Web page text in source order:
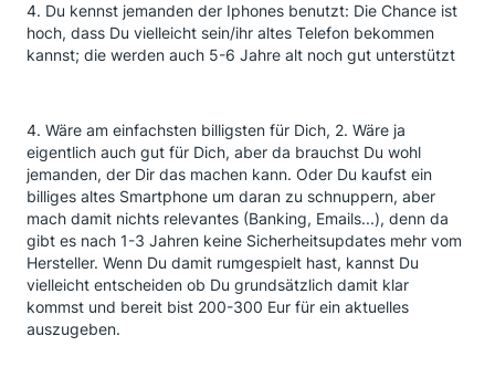
4. Du kennst jemanden der Iphones benutzt: Die Chance ist
hoch, dass Du vielleicht sein/ihr altes Telefon bekommen
kannst; die werden auch 5-6 Jahre alt noch gut unterstützt
4. Wäre am einfachsten billigsten für Dich, 2. Wäre ja
eigentlich auch gut für Dich, aber da brauchst Du wohl
jemanden, der Dir das machen kann. Oder Du kaufst ein
billiges altes Smartphone um daran zu schnuppern, aber
mach damit nichts relevantes (Banking, Emails...), denn da
gibt es nach 1-3 Jahren keine Sicherheitsupdates mehr vom
Hersteller. Wenn Du damit rumgespielt hast, kannst Du
vielleicht entscheiden ob Du grundsätzlich damit klar
kommst und bereit bist 200-300 Eur für ein aktuelles
auszugeben.